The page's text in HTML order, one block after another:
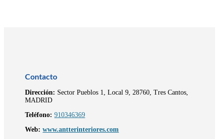
Contacto
Dirección: Sector Pueblos 1, Local 9, 28760, Tres Cantos,
MADRID
Teléfono: 910346369
Web:www.antterinteriores.com